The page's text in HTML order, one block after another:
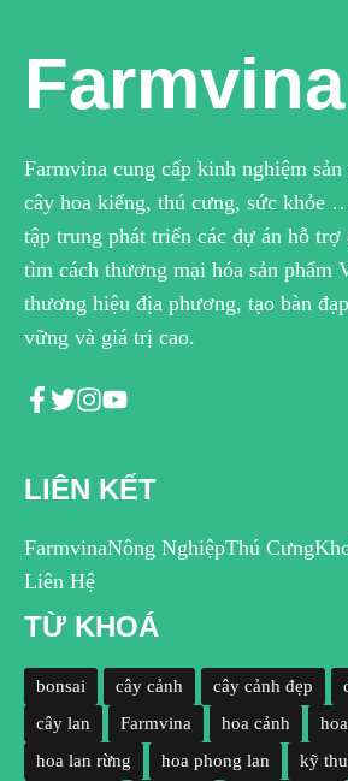
Farmvina
Farmvina cung cấp kinh nghiệm
cây hoa kiểng, thú cưng, sức khỏe
tập trung phát triển các dự án hỗ
tìm cách thương mại hóa sản phẩm
thương hiệu địa phương, tạo bàn
vững và giá trị cao.
LIÊN KẾT
FarmvinaNông NghiệpThú Cưng
Liên Hệ
TỪ KHOÁ
bonsai cây cảnh cây cảnh đẹp
cây lan
Farmvina hoa cảnh
hoa lan rừng
hoa phong lan kỹ